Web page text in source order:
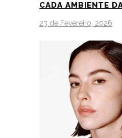
CADA AMBIENTE
23 de Fevereiro, 2026